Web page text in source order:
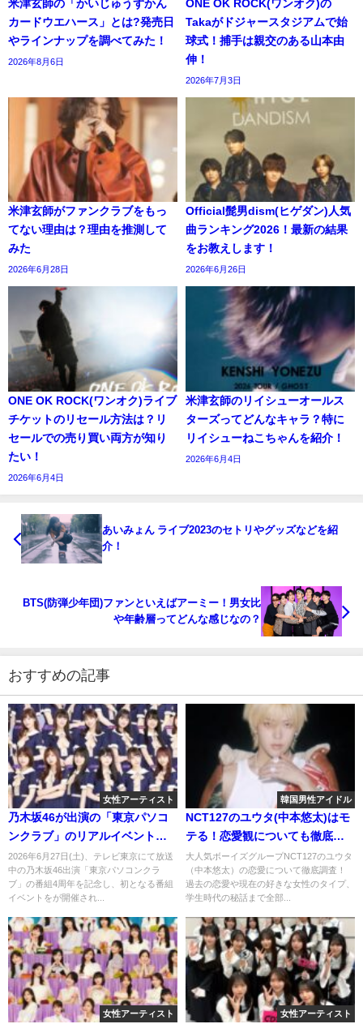
米津玄師の「かいじゅうずかん
カードウエハース」とは?発売日
やラインナップを調べてみた！
2026年8月6日
ONE OK ROCK(ワンオク)の
Takaがドジャースタジアムで始
球式！捕手は親交のある山本由
伸！
2026年7月3日
米津玄師がファンクラブをもっ
てない理由は？理由を推測して
みた
2026年6月28日
Official髭男dism(ヒゲダン)人気
曲ランキング2026！最新の結果
をお教えします！
2026年6月26日
ONE OK ROCK(ワンオク)ライブ
チケットのリセール方法は？リ
セールでの売り買い両方が知り
たい！
2026年6月4日
米津玄師のリイシューオールス
ターズってどんなキャラ？特に
リイシューねこちゃんを紹介！
2026年6月4日
あいみょん ライブ2023のセトリやグッズなどを紹
介！
BTS(防弾少年団)ファンといえばアーミー！男女比
や年齢層ってどんな感じなの？
おすすめの記事
女性アーティスト
乃木坂46が出演の「東京パソコ
ンクラブ」のリアルイベントが
開催決定！詳しい内容は？
2026年6月27日(土)、テレビ東京にて放送
中の乃木坂46出演「東京パソコンクラ
ブ」の番組4周年を記念し、初となる番組
イベントをが開催され...
韓国男性アイドル
NCT127のユウタ(中本悠太)はモ
テる！恋愛観についても徹底調
査！
大人気ボーイズグループNCT127のユウタ
（中本悠太）の恋愛について徹底調査！
過去の恋愛や現在の好きな女性のタイプ、
学生時代の秘話まで全部...
女性アーティスト 女性アーティスト